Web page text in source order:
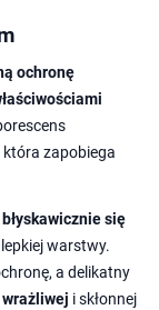
ochronę
która zapobiega
błyskawicznie się
warstwy.
a delikatny
i skłonnej